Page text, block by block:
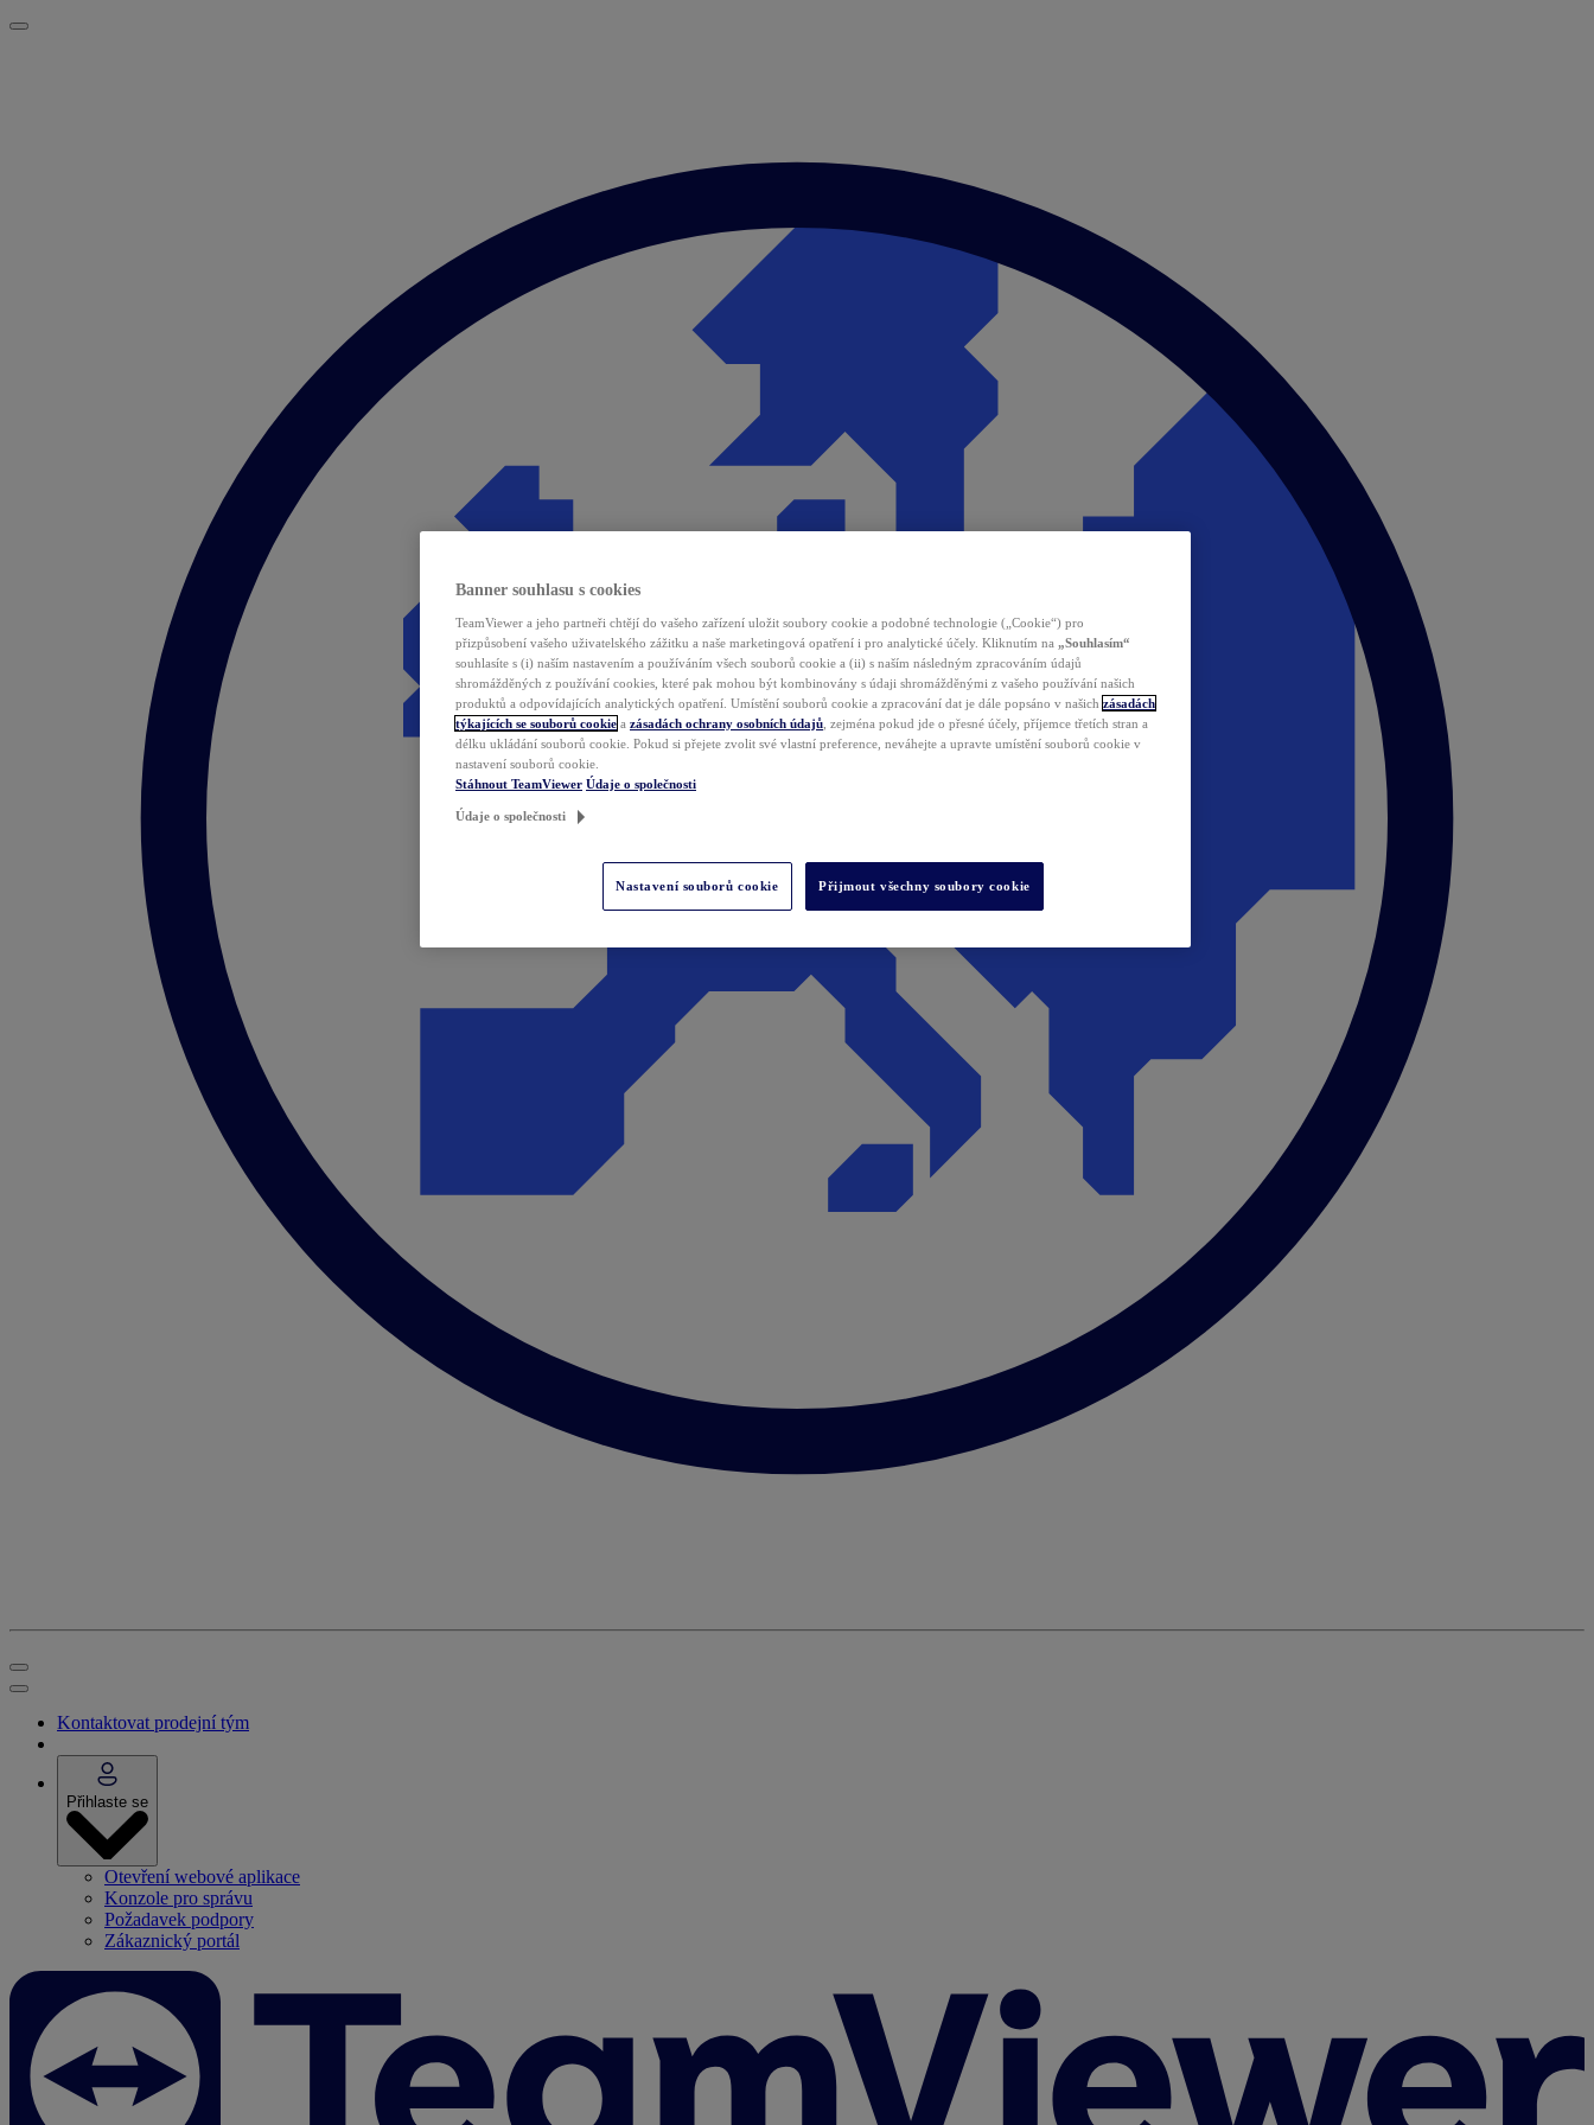
Kontaktovat prodejní tým
Přihlaste se
Otevření webové aplikace
Konzole pro správu
Požadavek podpory
Zákaznický portál
Banner souhlasu s cookies
TeamViewer a jeho partneři chtějí do vašeho zařízení uložit soubory cookie a podobné technologie („Cookie“) pro
přizpůsobení vašeho uživatelského zážitku a naše marketingová opatření i pro analytické účely. Kliknutím na „Souhlasím“
souhlasíte s (i) naším nastavením a používáním všech souborů cookie a (ii) s naším následným zpracováním údajů
shromážděných z používání cookies, které pak mohou být kombinovány s údaji shromážděnými z vašeho používání našich
produktů a odpovídajících analytických opatření. Umístění souborů cookie a zpracování dat je dále popsáno v našich zásadách
týkajících se souborů cookie a zásadách ochrany osobních údajů , zejména pokud jde o přesné účely, příjemce třetích stran a
délku ukládání souborů cookie. Pokud si přejete zvolit své vlastní preference, neváhejte a upravte umístění souborů cookie v
nastavení souborů cookie.
Stáhnout TeamViewer Údaje o společnosti
Údaje o společnosti
Nastavení souborů cookie Přijmout všechny soubory cookie